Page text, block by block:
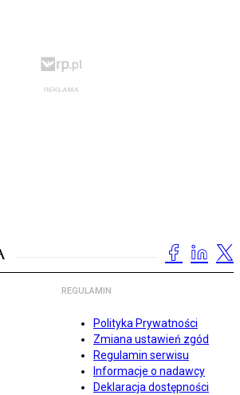
REGULAMIN
Polityka Prywatności
Zmiana ustawień zgód
Regulamin serwisu
Informacje o nadawcy
Deklaracja dostępności